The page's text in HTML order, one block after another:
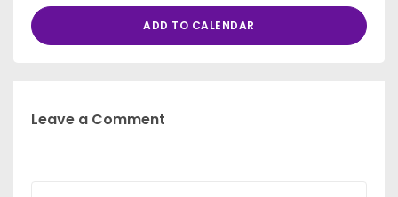
ADD TO CALENDAR
Leave a Comment